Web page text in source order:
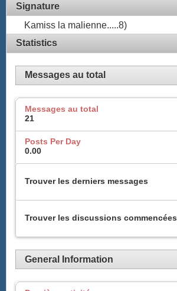
Signature
Kamiss la malienne.....8)
Statistics
Messages au total
Messages au total
21
Posts Per Day
0.00
Trouver les derniers messages
Trouver les discussions commencées
General Information